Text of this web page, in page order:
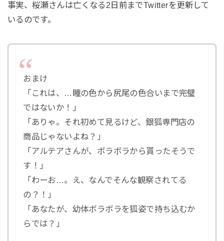
事実、桜瀬さんは亡くなる2日前までTwitterを更新して
いるのです。
おまけ
「これは、…瞳の色から尻尾の色合いまで完璧
ではないか！」
「ありゃ。それ初めて見るけど、銀狐専門店の
商品じゃないよね？」
「アルテアさんが、ボラボラから貰ったそうで
す！」
「わーお…。え、なんでそんな観察されてる
の？！」
「あなたが、幼体ボラボラを狐姿で持ち込むか
らでは？」